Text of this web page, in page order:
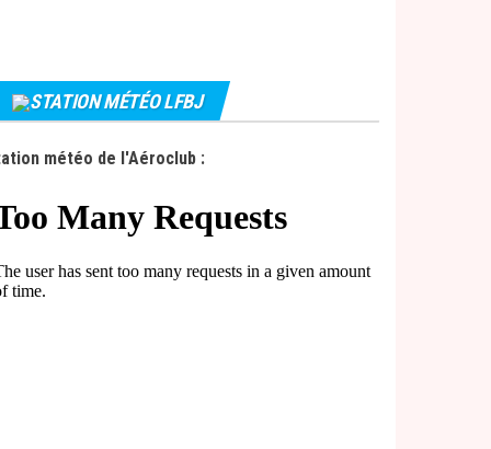
STATION MÉTÉO LFBJ
météo de l'Aéroclub :